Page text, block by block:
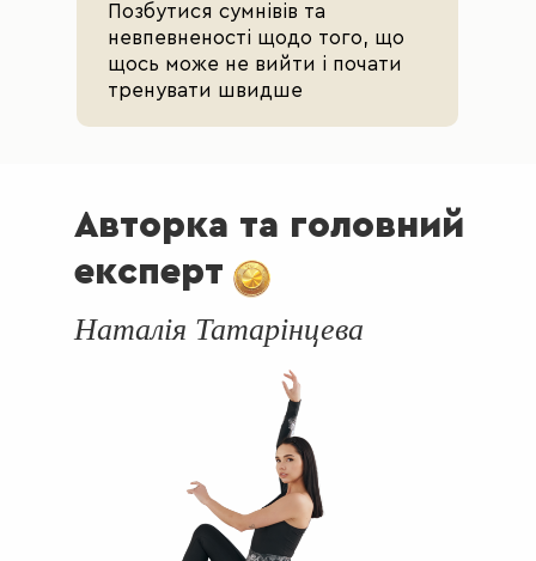
Позбутися сумнівів та
невпевненості щодо того, що
щось може не вийти і почати
тренувати швидше
Авторка та головний
експерт
Наталія Татарінцева